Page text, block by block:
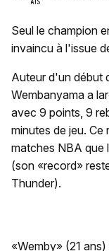
Seul le champion
invaincu à l'issue
Auteur d'un début
Wembanyama a
avec 9 points, 9
minutes de jeu. Ce
matches NBA que
(son «record»
Thunder).
«Wemby» (21